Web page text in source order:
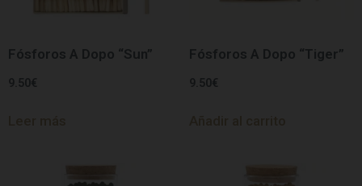
Fósforos A Dopo “Sun”
9.50€
Fósforos A Dopo “Tiger”
9.50€